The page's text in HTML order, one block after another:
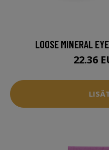
LOOSE MINERAL
22.36